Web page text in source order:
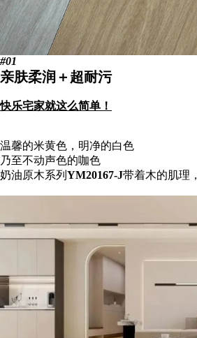
#01
亲肤柔润＋超耐污
快乐宅家就这么简单！
温馨的米黄色，明净的白色
乃至不动声色的咖色
奶油原木系列 YM20167-J带着木的肌理，